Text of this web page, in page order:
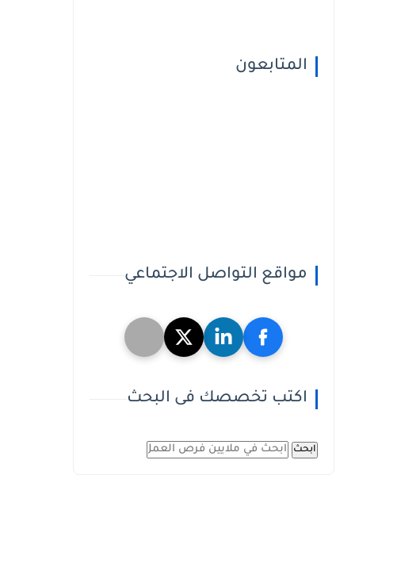
المتابعون
مواقع التواصل الاجتماعي
اكتب تخصصك فى البحث
ابحث